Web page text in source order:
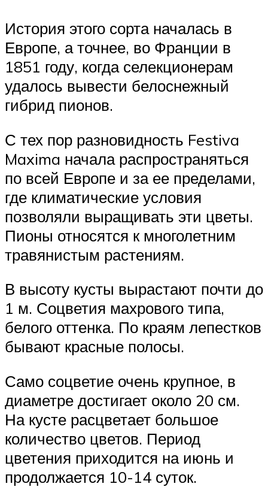
История этого сорта началась в
Европе, а точнее, во Франции в
1851 году, когда селекционерам
удалось вывести белоснежный
гибрид пионов.
С тех пор разновидность Festiva
Maxima начала распространяться
по всей Европе и за ее пределами,
где климатические условия
позволяли выращивать эти цветы.
Пионы относятся к многолетним
травянистым растениям.
В высоту кусты вырастают почти до
1 м. Соцветия махрового типа,
белого оттенка. По краям лепестков
бывают красные полосы.
Само соцветие очень крупное, в
диаметре достигает около 20 см.
На кусте расцветает большое
количество цветов. Период
цветения приходится на июнь и
продолжается 10-14 суток.